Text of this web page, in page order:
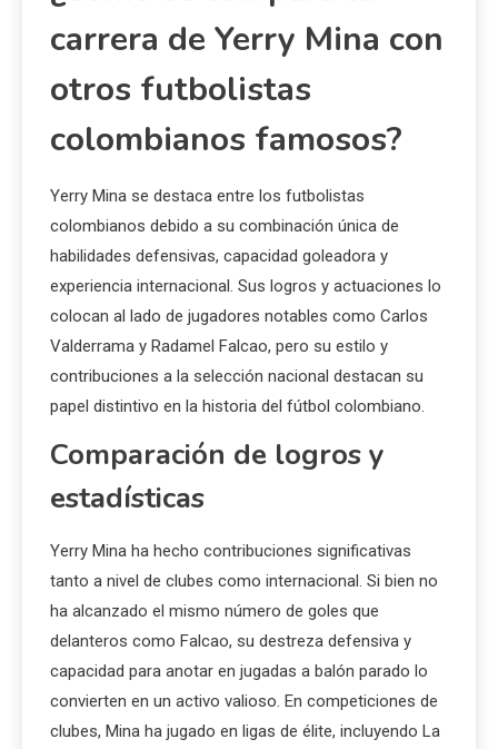
carrera de Yerry Mina con
otros futbolistas
colombianos famosos?
Yerry Mina se destaca entre los futbolistas
colombianos debido a su combinación única de
habilidades defensivas, capacidad goleadora y
experiencia internacional. Sus logros y actuaciones lo
colocan al lado de jugadores notables como Carlos
Valderrama y Radamel Falcao, pero su estilo y
contribuciones a la selección nacional destacan su
papel distintivo en la historia del fútbol colombiano.
Comparación de logros y
estadísticas
Yerry Mina ha hecho contribuciones significativas
tanto a nivel de clubes como internacional. Si bien no
ha alcanzado el mismo número de goles que
delanteros como Falcao, su destreza defensiva y
capacidad para anotar en jugadas a balón parado lo
convierten en un activo valioso. En competiciones de
clubes, Mina ha jugado en ligas de élite, incluyendo La